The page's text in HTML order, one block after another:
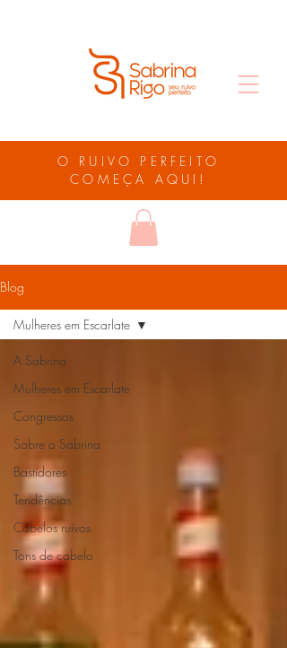
O RUIVO PERFEITO
COMEÇA AQUI!
Blog
A Sabrina
Mulheres em Escarlate
Congressos
Sobre a Sabrina
Bastidores
Tendências
Cabelos ruivos
Tons de cabelo
Mulheres em Escarlate